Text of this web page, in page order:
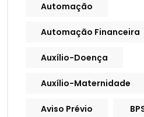
Automação
Automação Financeira
Auxílio-Doença
Auxílio-Maternidade
Aviso Prévio